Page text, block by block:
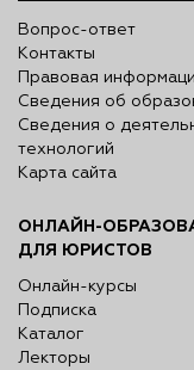
Вопрос-ответ
Контакты
Правовая
Сведения об
Сведения о
технологий
Карта сайта
ОНЛАЙН-
ДЛЯ ЮРИСТОВ
Онлайн-курсы
Подписка
Каталог
Лекторы